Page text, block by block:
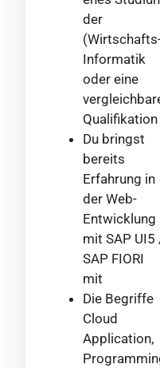
der
Informatik
oder eine
Qualifikation
Du bringst
bereits
Erfahrung in
der Web-
Entwicklung
mit SAP UI5
SAP FIORI
mit
Die Begriffe
Cloud
Application,